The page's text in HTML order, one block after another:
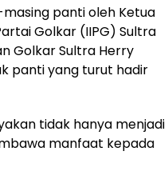
panti oleh Ketua
Golkar (IIPG) Sultra
Golkar Sultra Herry
panti yang turut hadir
tidak hanya menjadi
manfaat kepada